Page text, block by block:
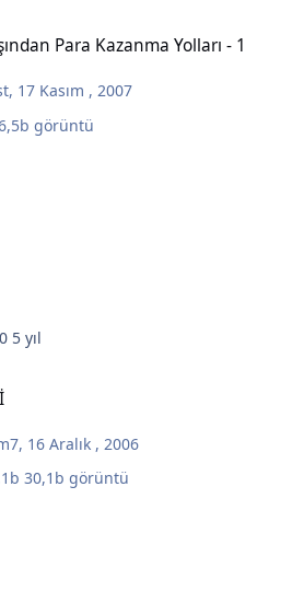
Para Kazanma Yolları - 1
, 17 Kasım , 2007
görüntü
5 yıl
, 16 Aralık , 2006
30,1b görüntü